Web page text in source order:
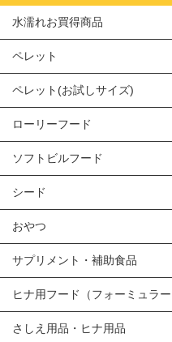
水濡れお買得商品
ペレット
ペレット(お試しサイズ)
ローリーフード
ソフトビルフード
シード
おやつ
サプリメント・補助食品
ヒナ用フード（フォーミュラー
さしえ用品・ヒナ用品